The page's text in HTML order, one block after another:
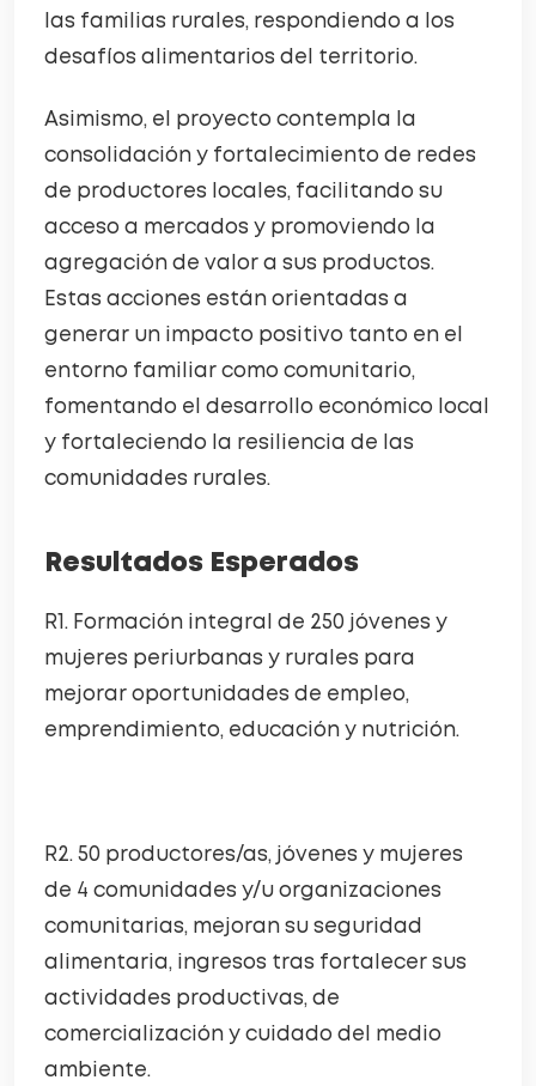
las familias rurales, respondiendo a los
desafíos alimentarios del territorio.
Asimismo, el proyecto contempla la
consolidación y fortalecimiento de redes
de productores locales, facilitando su
acceso a mercados y promoviendo la
agregación de valor a sus productos.
Estas acciones están orientadas a
generar un impacto positivo tanto en el
entorno familiar como comunitario,
fomentando el desarrollo económico local
y fortaleciendo la resiliencia de las
comunidades rurales.
Resultados Esperados
R1. Formación integral de 250 jóvenes y
mujeres periurbanas y rurales para
mejorar oportunidades de empleo,
emprendimiento, educación y nutrición.
R2. 50 productores/as, jóvenes y mujeres
de 4 comunidades y/u organizaciones
comunitarias, mejoran su seguridad
alimentaria, ingresos tras fortalecer sus
actividades productivas, de
comercialización y cuidado del medio
ambiente.